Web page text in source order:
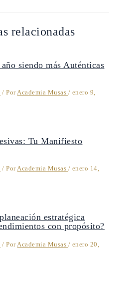
relacionadas
siendo más Auténticas
/ Por Academia Musas / enero 9,
Tu Manifiesto
/ Por Academia Musas / enero 14,
estratégica
con propósito?
/ PorAcademia Musas / enero 20,